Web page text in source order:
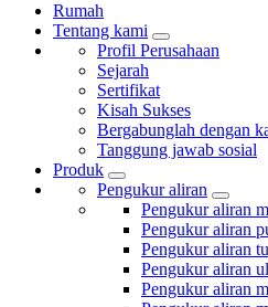
Rumah
Tentang kami
Profil Perusahaan
Sejarah
Sertifikat
Kisah Sukses
Bergabunglah dengan
Tanggung jawab sosial
Produk
Pengukur aliran
Pengukur aliran
Pengukur aliran
Pengukur aliran
Pengukur aliran
Pengukur aliran